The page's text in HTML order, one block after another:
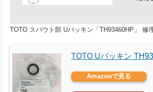
TOTO スパウト部 Uパッキン「TH93460HP」 修
TOTO Uパッキン
Amazonで見る